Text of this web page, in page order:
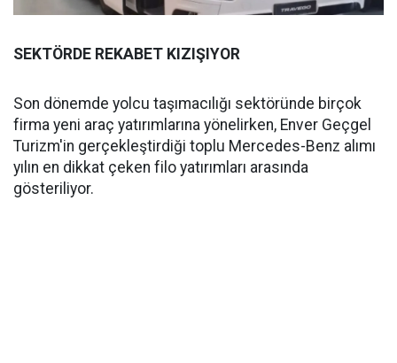
SEKTÖRDE REKABET KIZIŞIYOR
Son dönemde yolcu taşımacılığı sektöründe birçok
firma yeni araç yatırımlarına yönelirken, Enver Geçgel
Turizm'in gerçekleştirdiği toplu Mercedes-Benz alımı
yılın en dikkat çeken filo yatırımları arasında
gösteriliyor.